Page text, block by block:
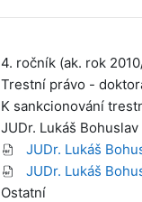
4. ročník (ak. rok
Trestní právo -
K sankcionování
JUDr. Lukáš Bohuslav
JUDr. Lukáš
JUDr. Lukáš
Ostatní